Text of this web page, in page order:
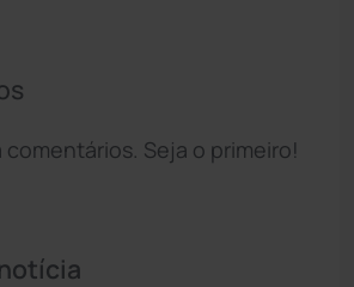
comentários. Seja o primeiro!